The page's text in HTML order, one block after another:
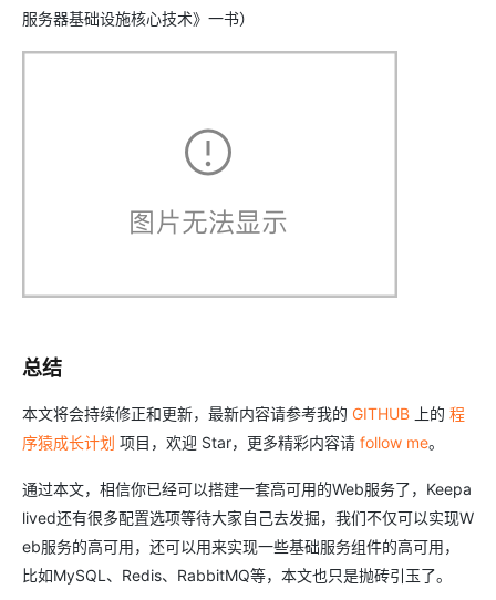
服务器基础设施核心技术》一书）
总结
本文将会持续修正和更新，最新内容请参考我的 GITHUB 上的 程
序猿成长计划 项目，欢迎 Star，更多精彩内容请 follow me。
通过本文，相信你已经可以搭建一套高可用的Web服务了，Keepa
lived还有很多配置选项等待大家自己去发掘，我们不仅可以实现W
eb服务的高可用，还可以用来实现一些基础服务组件的高可用，
比如MySQL、Redis、RabbitMQ等，本文也只是抛砖引玉了。